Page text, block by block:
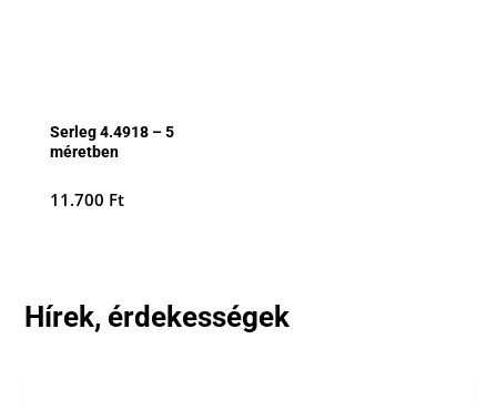
Serleg 4.4918 – 5
méretben
11.700 Ft
Hírek, érdekességek